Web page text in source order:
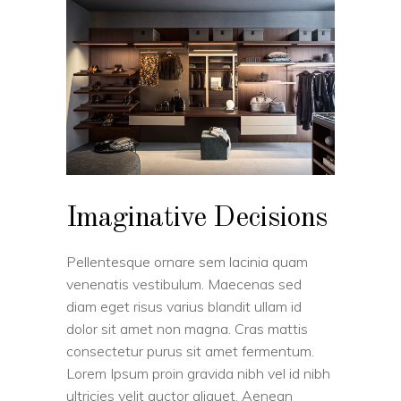
Imaginative Decisions
Pellentesque ornare sem lacinia quam
venenatis vestibulum. Maecenas sed
diam eget risus varius blandit ullam id
dolor sit amet non magna. Cras mattis
consectetur purus sit amet fermentum.
Lorem Ipsum proin gravida nibh vel id nibh
ultricies velit auctor aliquet. Aenean